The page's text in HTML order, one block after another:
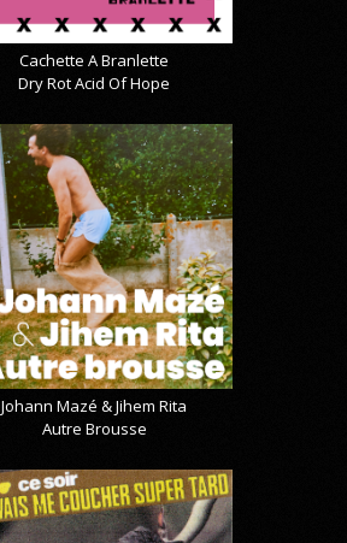
Cachette A Branlette
Dry Rot Acid Of Hope
Johann Mazé & Jihem Rita
Autre Brousse